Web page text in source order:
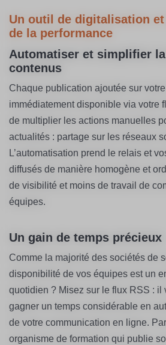
Un outil de digitalisation
de la performance
Automatiser et simplifier
contenus
Chaque publication ajoutée sur
immédiatement disponible via votre
de multiplier les actions manuelles
actualités : partage sur les réseaux
L’automatisation prend le relais et
diffusés de manière homogène et
de visibilité et moins de travail de
équipes.
Un gain de temps précieux
Comme la majorité des sociétés de
disponibilité de vos équipes est un
quotidien ? Misez sur le flux RSS : il
gagner un temps considérable en
de votre communication en ligne.
organisme de formation qui publie